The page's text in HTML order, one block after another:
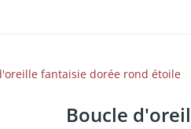
fantaisie dorée rond étoile
Boucle